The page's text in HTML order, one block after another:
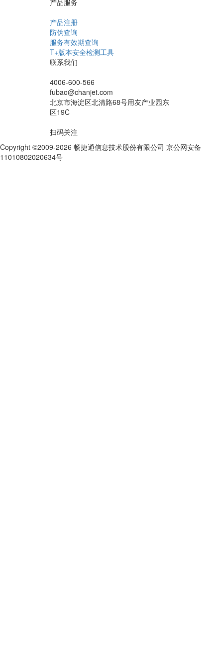
产品服务
产品注册
防伪查询
服务有效期查询
T+版本安全检测工具
联系我们
4006-600-566
fubao@chanjet.com
北京市海淀区北清路68号用友产业园东
区19C
扫码关注
Copyright ©2009-2026 畅捷通信息技术股份有限公司 京公网安备
11010802020634号